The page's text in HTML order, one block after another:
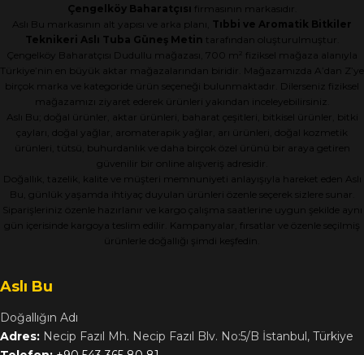
Çengelköy Baharatçısı firmasının markasıdır.
Aslı Bu markasının alt yapısı ve arka planı, Tıbbi ve Aromatik Bitkiler
Teknikeri Aslı Tuba Güneş Metin tarafından oluşturulmuştur.
Çengelköy Baharatçısı Dudullu mağazası, 700 m² fiziksel mağaza alanıyla
Türkiye’nin en büyük aktar mağazalarından biridir. Mağazamızda A’dan Z’ye
birçok marka ve kategoride ürün seçeneği bulunmaktadır. Dilerseniz fiziksel
mağazamızı ziyaret ederek ürünleri yakından inceleyebilirsiniz.
Aslı Bu; doğal ürünler, aktar ürünleri, baharat çeşitleri, bitkisel ürünler, bitki
çayları, doğal yağlar, aromaterapik yağlar, arı ürünleri, doğal kozmetik
ürünleri, tütsü, buhurdanlık ve daha birçok özel ürünü bir araya getiren
güvenilir bir online alışveriş adresidir.
Doğallık, tazelik, kalite ve müşteri memnuniyeti anlayışıyla hareket eden Aslı
Bu, günlük yaşamda ihtiyaç duyulan ürünleri özenle seçerek sizlere sunar.
Siparişleriniz özenle hazırlanır ve kargo çalışma saatlerine uygun şekilde aynı
gün içerisinde kargoya teslim edilir. Kampanyalar, fırsatlar ve özenle seçilmiş
ürünlerle doğallığı şimdi keşfedin.
Aslı Bu
Doğallığın Adı
Adres: Necip Fazıl Mh. Necip Fazıl Blv. No:5/B İstanbul, Türkiye